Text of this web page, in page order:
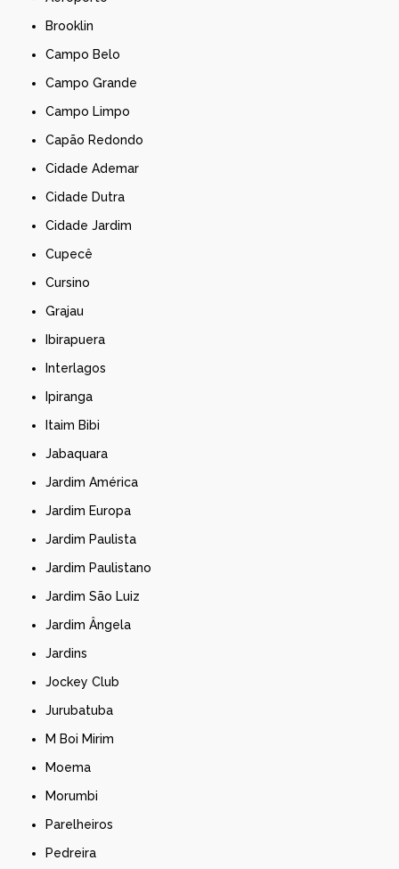
Brooklin
Campo Belo
Campo Grande
Campo Limpo
Capão Redondo
Cidade Ademar
Cidade Dutra
Cidade Jardim
Cupecê
Cursino
Grajau
Ibirapuera
Interlagos
Ipiranga
Itaim Bibi
Jabaquara
Jardim América
Jardim Europa
Jardim Paulista
Jardim Paulistano
Jardim São Luiz
Jardim Ângela
Jardins
Jockey Club
Jurubatuba
M Boi Mirim
Moema
Morumbi
Parelheiros
Pedreira